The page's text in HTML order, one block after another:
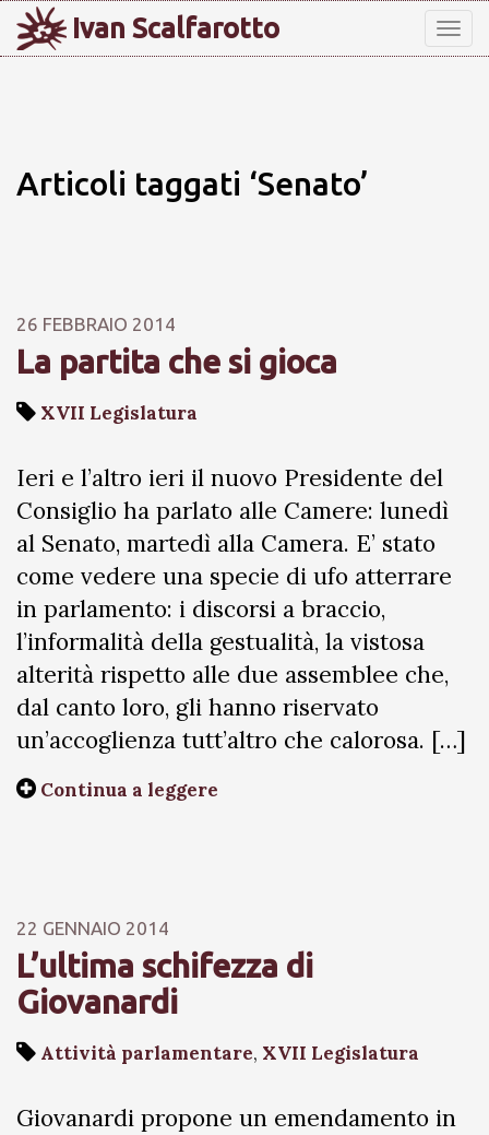
Ivan Scalfarotto
Articoli taggati ‘Senato’
26 FEBBRAIO 2014
La partita che si gioca
XVII Legislatura
Ieri e l’altro ieri il nuovo Presidente del
Consiglio ha parlato alle Camere: lunedì
al Senato, martedì alla Camera. E’ stato
come vedere una specie di ufo atterrare
in parlamento: i discorsi a braccio,
l’informalità della gestualità, la vistosa
alterità rispetto alle due assemblee che,
dal canto loro, gli hanno riservato
un’accoglienza tutt’altro che calorosa. […]
Continua a leggere
22 GENNAIO 2014
L’ultima schifezza di
Giovanardi
Attività parlamentare, XVII Legislatura
Giovanardi propone un emendamento in